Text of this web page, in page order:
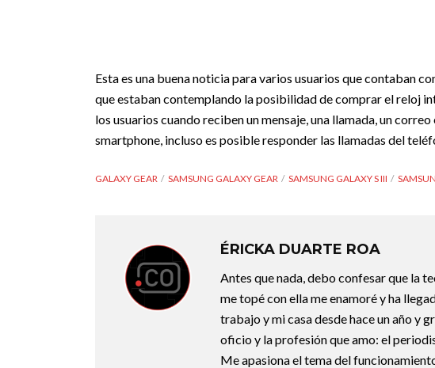
Esta es una buena noticia para varios usuarios que contaban
que estaban contemplando la posibilidad de comprar el reloj
los usuarios cuando reciben un mensaje, una llamada, un
smartphone, incluso es posible responder las llamadas del
GALAXY GEAR SAMSUNG GALAXY GEAR SAMSUNG GALAXY S III
ÉRICKA DUARTE ROA
Antes que nada, debo confesar que la
me topé con ella me enamoré y ha
trabajo y mi casa desde hace un año y
oficio y la profesión que amo: el
Me apasiona el tema del